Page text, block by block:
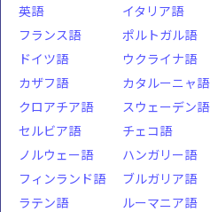
英語
イタリア語
フランス語
ポルトガル語
ドイツ語
ウクライナ語
カザフ語
カタルーニャ語
クロアチア語
スウェーデン語
セルビア語
チェコ語
ノルウェー語
ハンガリー語
フィンランド語
ブルガリア語
ラテン語
ルーマニア語